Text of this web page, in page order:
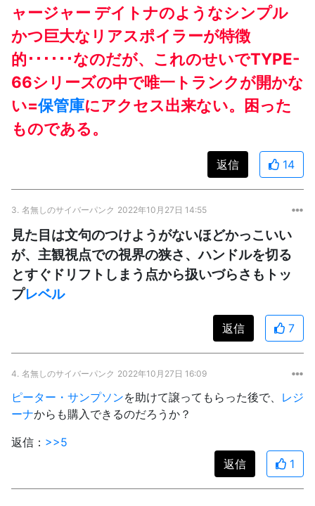
ャージャー デイトナのようなシンプル
かつ巨大なリアスポイラーが特徴
的･･････なのだが、これのせいでTYPE-
66シリーズの中で唯一トランクが開かな
い=保管庫にアクセス出来ない。困った
ものである。
返信 14
3. 名無しのサイバーパンク 2022年10月27日 14:55
見た目は文句のつけようがないほどかっこいい
が、主観視点での視界の狭さ、ハンドルを切る
とすぐドリフトしまう点から扱いづらさもトッ
プレベル
返信 7
4. 名無しのサイバーパンク 2022年10月27日 16:09
ピーター・サンプソンを助けて譲ってもらった後で、 レジ
ーナからも購入できるのだろうか？
返信： >>5
返信
1